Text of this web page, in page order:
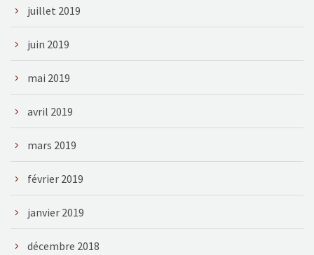
juillet 2019
juin 2019
mai 2019
avril 2019
mars 2019
février 2019
janvier 2019
décembre 2018